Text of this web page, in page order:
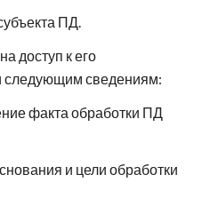
ПД.
доступ к его
сведениям:
факта обработки ПД
и цели обработки